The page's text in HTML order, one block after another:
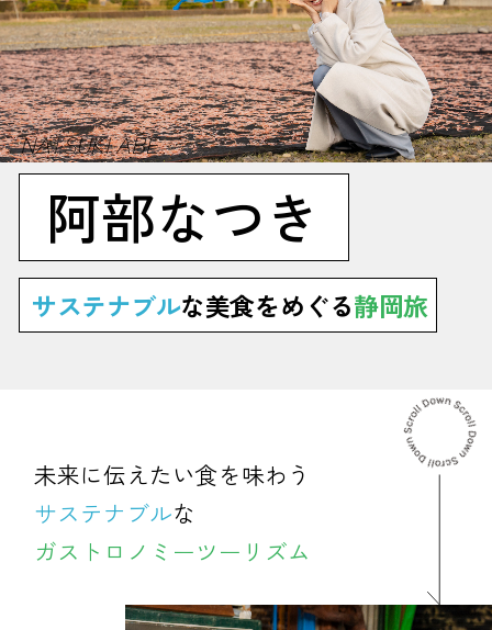
NATSUKI ABE
阿部なつき
サステナブルな美食をめぐる静岡旅
未来に伝えたい食を味わう
サステナブルな
ガストロノミーツーリズム